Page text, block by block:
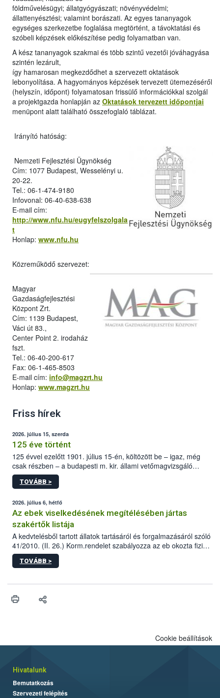
földművelésügyi; állatgyógyászati; növényvédelmi;
állattenyésztési; valamint borászati. Az egyes tananyagok
egységes szerkezetbe foglalása megtörtént, a távoktatási és
szóbeli képzések előkészítése pedig folyamatban van.
A kész tananyagok szakmai és több szintű vezetői jóváhagyása
szintén lezárult,
így hamarosan megkezdődhet a szervezett oktatások
lebonyolítása. A hagyományos képzések tervezett ütemezéséről
(helyszín, időpont) folyamatosan frissülő információkkal szolgál
a projektgazda honlapján az Oktatások tervezett időpontjai
menüpont alatt található összefoglaló táblázat.
Irányító hatóság:
Nemzeti Fejlesztési Ügynökség
Cím: 1077 Budapest, Wesselényi u.
20-22.
Tel.: 06-1-474-9180
Infovonal: 06-40-638-638
E-mail cím:
http://www.nfu.hu/eugyfelszolgala
t
Honlap: www.nfu.hu
Közreműködő szervezet:
Magyar
Gazdaságfejlesztési
Központ Zrt.
Cím: 1139 Budapest,
Váci út 83.,
Center Point 2. irodaház
fszt.
Tel.: 06-40-200-617
Fax: 06-1-465-8503
E-mail cím: info@magzrt.hu
Honlap: www.magzrt.hu
Friss hírek
2026. július 15, szerda
125 éve történt
125 évvel ezelőtt 1901. július 15-én, költözött be – igaz, még
csak részben – a budapesti m. kir. állami vetőmagvizsgáló
állomás a Kis Rókus utca 15. szám alatti, Czigler Győző által
tervezett új épületébe.
TOVÁBB >
2026. július 6, hétfő
Az ebek viselkedésének megítélésében jártas
szakértők listája
A kedvtelésből tartott állatok tartásáról és forgalmazásáról szóló
41/2010. (II. 26.) Korm.rendelet szabályozza az eb okozta fizikai
sérülés, illetve ennek veszélye keletkezésekor felmerülő
hatósági feladatokat, valamint a veszélyes eb tartását és annak
vonni az ebek viselkedésének megítélésében jártas szakértőt.
TOVÁBB >
Cookie beállítások
Hivatalunk
Bemutatkozás
Szervezeti felépítés